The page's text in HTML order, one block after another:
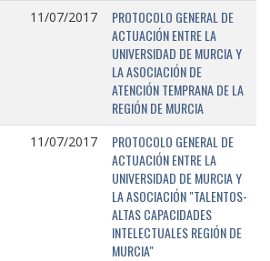
11/07/2017
PROTOCOLO GENERAL DE
ACTUACIÓN ENTRE LA
UNIVERSIDAD DE MURCIA Y
LA ASOCIACIÓN DE
ATENCIÓN TEMPRANA DE LA
REGIÓN DE MURCIA
11/07/2017
PROTOCOLO GENERAL DE
ACTUACIÓN ENTRE LA
UNIVERSIDAD DE MURCIA Y
LA ASOCIACIÓN "TALENTOS-
ALTAS CAPACIDADES
INTELECTUALES REGIÓN DE
MURCIA"